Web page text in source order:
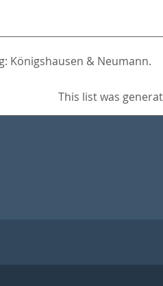
Königshausen & Neumann.
This list was